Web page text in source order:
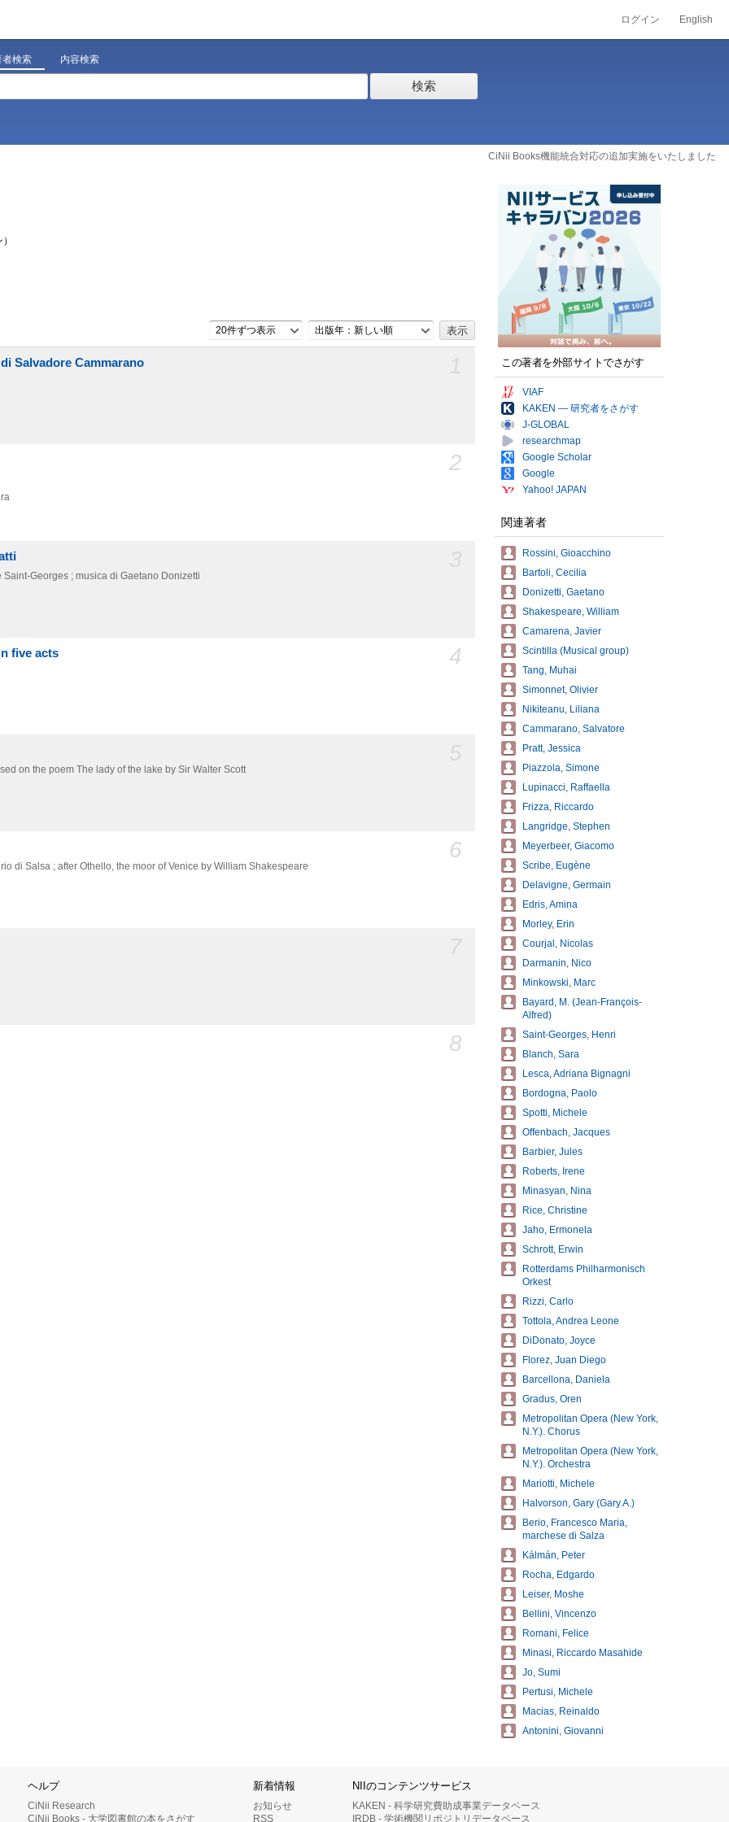
ログイン English
者検索 内容検索
検索
CiNii Books機能統合対応の追加実施をいたしました
20件ずつ表示 出版年：新しい順
Salvadore Cammarano
2
Georges ; musica di Gaetano Donizetti
4
five acts
on the poem The lady of the lake by Sir Walter Scott
6
di Salsa ; after Othello, the moor of Venice by William Shakespeare
8
この著者を外部サイトでさがす
VIAF
KAKEN — 研究者をさがす
J-GLOBAL
researchmap
Google Scholar
Google
Yahoo! JAPAN
関連著者
Rossini, Gioacchino
Bartoli, Cecilia
Donizetti, Gaetano
Shakespeare, William
Camarena, Javier
Scintilla (Musical group)
Tang, Muhai
Simonnet, Olivier
Nikiteanu, Liliana
Cammarano, Salvatore
Pratt, Jessica
Piazzola, Simone
Lupinacci, Raffaella
Frizza, Riccardo
Langridge, Stephen
Meyerbeer, Giacomo
Scribe, Eugène
Delavigne, Germain
Edris, Amina
Morley, Erin
Courjal, Nicolas
Darmanin, Nico
Minkowski, Marc
Bayard, M. (Jean-François-
Alfred)
Saint-Georges, Henri
Blanch, Sara
Lesca, Adriana Bignagni
Bordogna, Paolo
Spotti, Michele
Offenbach, Jacques
Barbier, Jules
Roberts, Irene
Minasyan, Nina
Rice, Christine
Jaho, Ermonela
Schrott, Erwin
Rotterdams Philharmonisch
Orkest
Rizzi, Carlo
Tottola, Andrea Leone
DiDonato, Joyce
Florez, Juan Diego
Barcellona, Daniela
Gradus, Oren
Metropolitan Opera (New York,
N.Y.). Chorus
Metropolitan Opera (New York,
N.Y.). Orchestra
Mariotti, Michele
Halvorson, Gary (Gary A.)
Berio, Francesco Maria,
marchese di Salza
Kálmán, Peter
Rocha, Edgardo
Leiser, Moshe
Bellini, Vincenzo
Romani, Felice
Minasi, Riccardo Masahide
Jo, Sumi
Pertusi, Michele
Macias, Reinaldo
Antonini, Giovanni
ヘルプ
CiNii Research
CiNii Books - 大学図書館の本をさがす
新着情報
お知らせ
RSS
NIIのコンテンツサービス
KAKEN - 科学研究費助成事業データベース
IRDB - 学術機関リポジトリデータベース